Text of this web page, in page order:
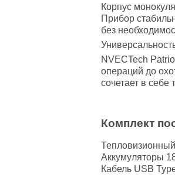
Корпус
Прибор
без
NVECTech
операций до
сочетает в себе
Комплект
Аккумуляторы
Кабель USB